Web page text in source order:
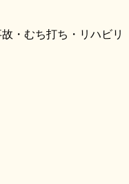
・むち打ち・リハビリ